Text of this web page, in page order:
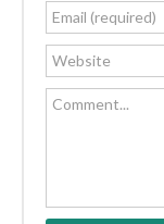
Email (required)
Website
Comment...